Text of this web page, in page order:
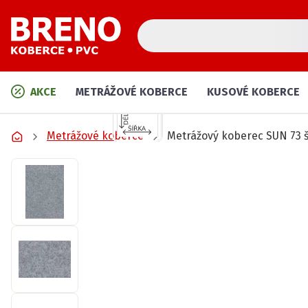
AKCE METRÁŽOVÉ KOBERCE KUSOVÉ KOBERCE
Metrážové koberce Metrážový koberec SUN 73